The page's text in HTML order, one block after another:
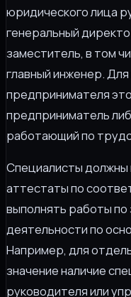
юридического лица
генеральный
заместитель, в том
главный инженер.
предпринимателя
предприниматель
работающий по
Специалисты должны
аттестаты по
выполнять работы
деятельности по
Например, для
значение наличие
руководителя или